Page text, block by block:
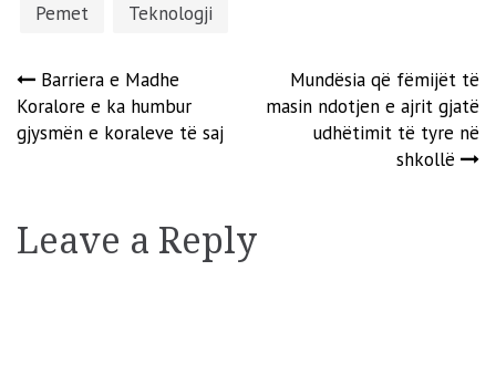
Pemet
Teknologji
Post
navigation
Barriera e Madhe
Koralore e ka humbur
gjysmën e koraleve të saj
Mundësia që fëmijët të
masin ndotjen e ajrit gjatë
udhëtimit të tyre në
shkollë
Leave a Reply